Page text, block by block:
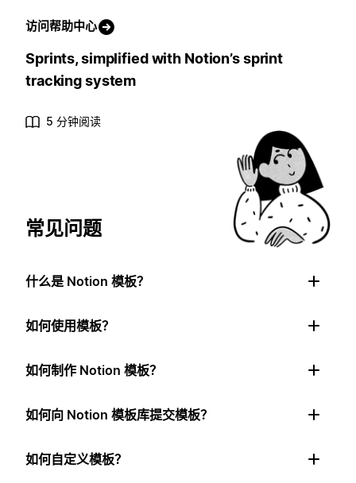
访问帮助中心
Sprints, simplified with Notion’s sprint
tracking system
5 分钟阅读
常见问题
什么是 Notion 模板？
如何使用模板？
如何制作 Notion 模板？
如何向 Notion 模板库提交模板？
如何自定义模板？